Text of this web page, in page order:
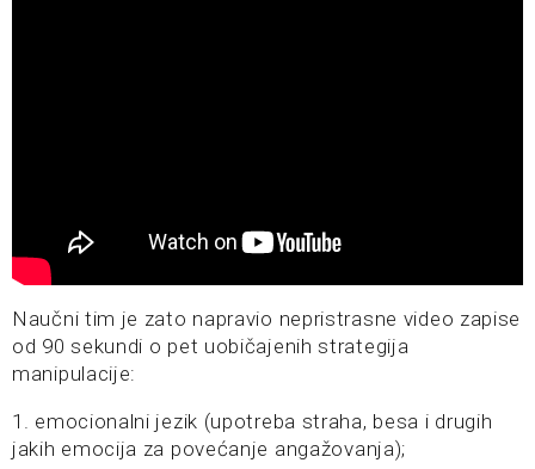
Naučni tim je zato napravio nepristrasne video zapise
od 90 sekundi o pet uobičajenih strategija
manipulacije:
1. emocionalni jezik (upotreba straha, besa i drugih
jakih emocija za povećanje angažovanja);